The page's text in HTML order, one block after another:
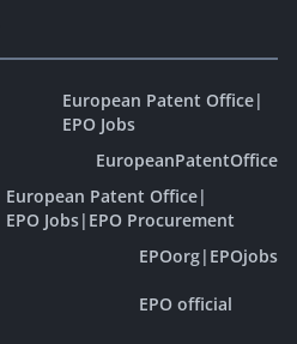
European Patent Office|
EPO Jobs
EuropeanPatentOffice
European Patent Office|
EPO Jobs| EPO Procurement
EPOorg| EPOjobs
EPO official